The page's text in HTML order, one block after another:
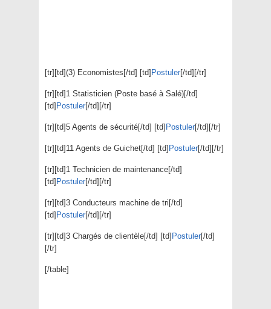
[tr][td](3) Economistes[/td] [td] Postuler[/td][/tr]
[tr][td]1 Statisticien (Poste basé à Salé)[/td]
[td] Postuler[/td][/tr]
[tr][td]5 Agents de sécurité[/td] [td] Postuler[/td][/tr]
[tr][td]11 Agents de Guichet[/td] [td] Postuler[/td][/tr]
[tr][td]1 Technicien de maintenance[/td]
[td] Postuler[/td][/tr]
[tr][td]3 Conducteurs machine de tri[/td]
[td] Postuler[/td][/tr]
[tr][td]3 Chargés de clientèle[/td] [td] Postuler[/td]
[/tr]
[/table]